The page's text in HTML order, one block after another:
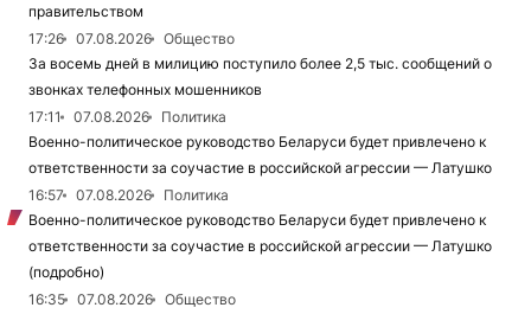
правительством
17:26
07.08.2026
Общество
За восемь дней в милицию поступило более 2,5 тыс. сообщений о
звонках телефонных мошенников
17:11
07.08.2026
Политика
Военно-политическое руководство Беларуси будет привлечено к
ответственности за соучастие в российской агрессии — Латушко
16:57
07.08.2026
Политика
Военно-политическое руководство Беларуси будет привлечено к
ответственности за соучастие в российской агрессии — Латушко
(подробно)
16:35
07.08.2026
Общество